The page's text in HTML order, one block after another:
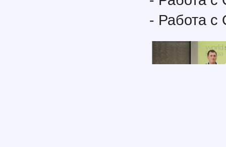
- Работа с